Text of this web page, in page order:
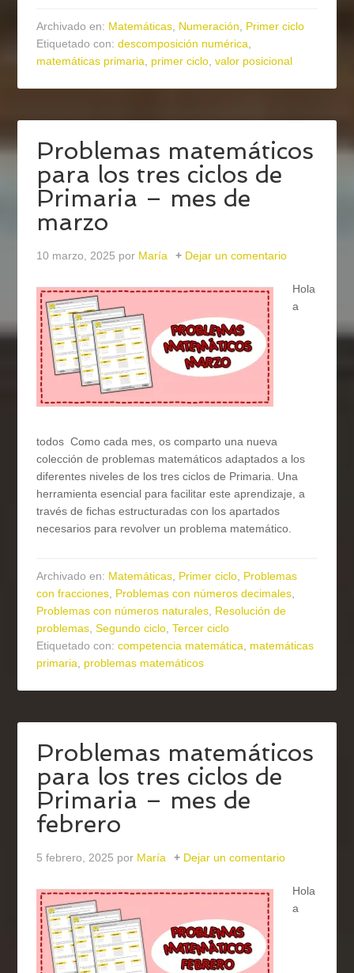
Archivado en: Matemáticas, Numeración, Primer ciclo
Etiquetado con:descomposición numérica,
matemáticas primaria, primer ciclo,valor posicional
Problemas matemáticos
para los tres ciclos de
Primaria – mes de
marzo
10 marzo, 2025 por María Dejar un comentario
Hola
a
todos Como cada mes, os comparto una nueva
colección de problemas matemáticos adaptados a los
diferentes niveles de los tres ciclos de Primaria. Una
herramienta esencial para facilitar este aprendizaje, a
través de fichas estructuradas con los apartados
necesarios para revolver un problema matemático.
Archivado en: Matemáticas, Primer ciclo, Problemas
con fracciones, Problemas con números decimales,
Problemas con números naturales, Resolución de
problemas,Segundo ciclo,Tercer ciclo
Etiquetado con:competencia matemática, matemáticas
primaria, problemas matemáticos
Problemas matemáticos
para los tres ciclos de
Primaria – mes de
febrero
5 febrero, 2025 por María Dejar un comentario
Hola
a